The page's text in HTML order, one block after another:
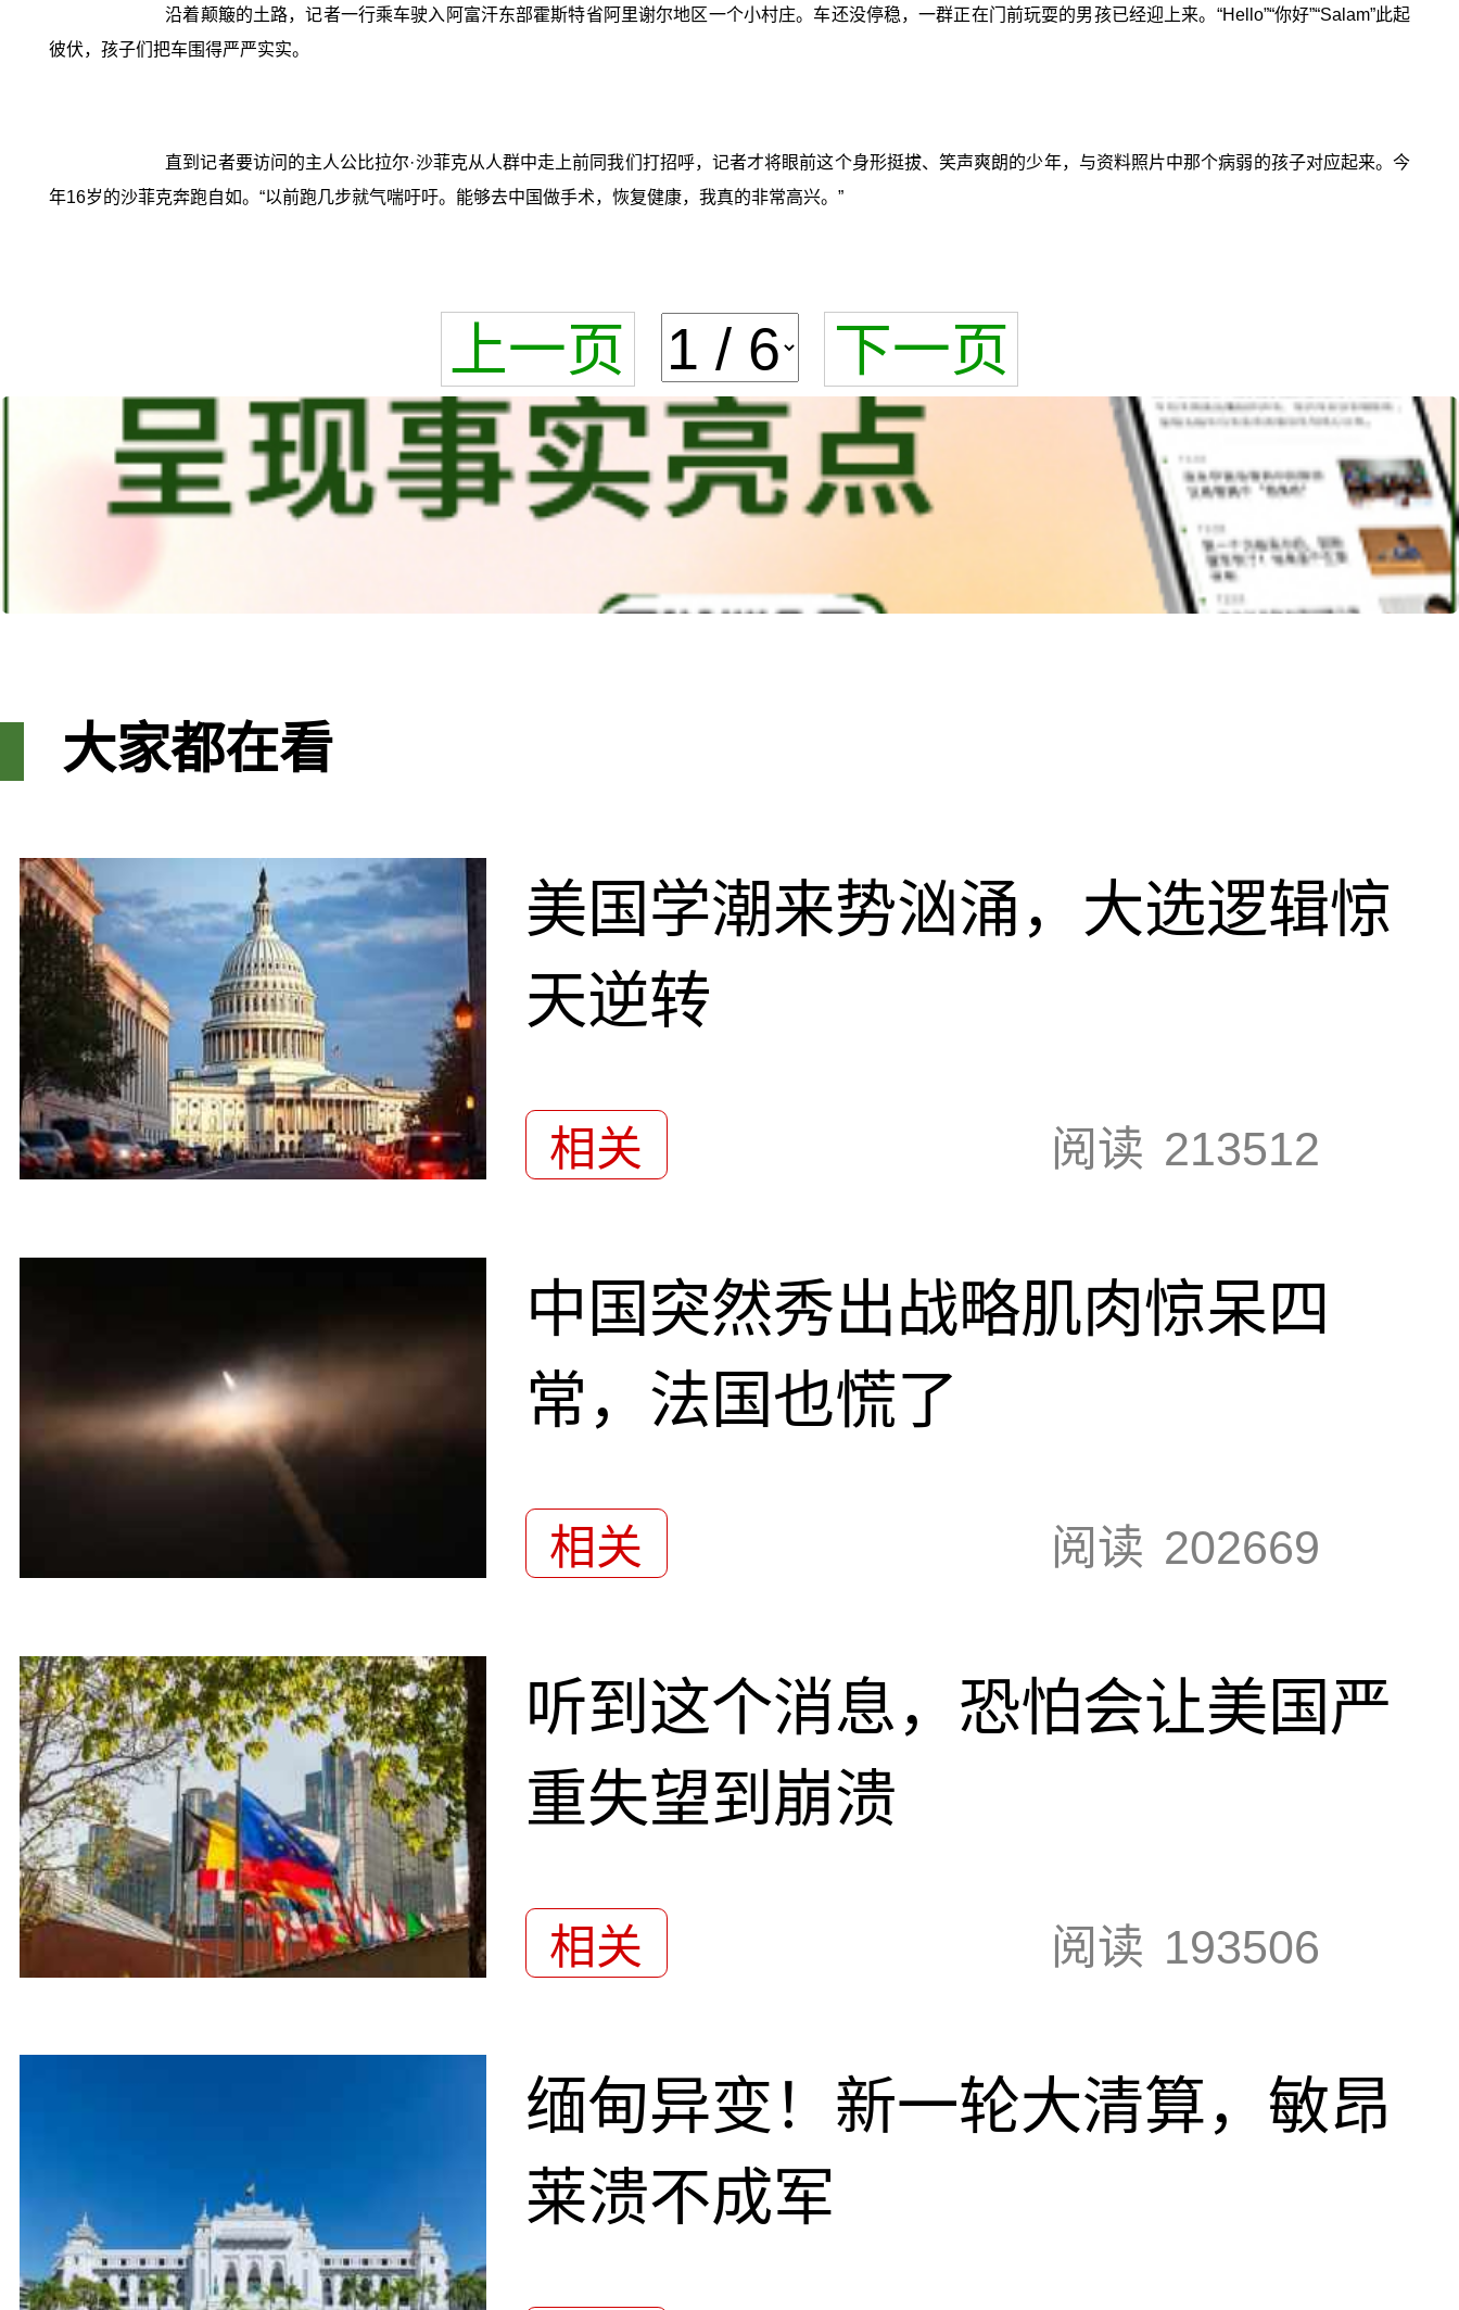
沿着颠簸的土路，记者一行乘车驶入阿富汗东部霍斯特省阿里谢尔地区一个小村庄。车还没停稳，一群正在门前玩耍的男孩已经迎上来。“Hello”“你好”“Salam”此起
彼伏，孩子们把车围得严严实实。
直到记者要访问的主人公比拉尔·沙菲克从人群中走上前同我们打招呼，记者才将眼前这个身形挺拔、笑声爽朗的少年，与资料照片中那个病弱的孩子对应起来。今
年16岁的沙菲克奔跑自如。“以前跑几步就气喘吁吁。能够去中国做手术，恢复健康，我真的非常高兴。”
上一页 下一页
大家都在看
美国学潮来势汹涌，大选逻辑惊
天逆转
相关 阅读 213512
中国突然秀出战略肌肉惊呆四
常，法国也慌了
相关 阅读 202669
听到这个消息，恐怕会让美国严
重失望到崩溃
相关 阅读 193506
缅甸异变！新一轮大清算，敏昂
莱溃不成军